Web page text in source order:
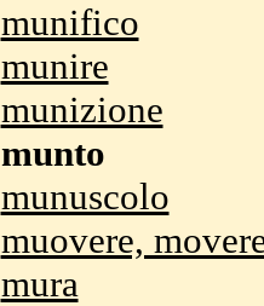
munifico
munire
munizione
munto
munuscolo
muovere,
mura